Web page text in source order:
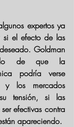
expertos ya
el efecto de las
Goldman
de que la
podría verse
y los mercados
tensión, si las
efectivas contra
apareciendo.